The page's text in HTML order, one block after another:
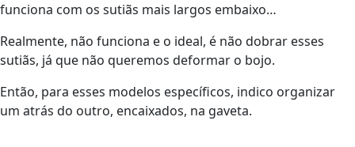
funciona com os sutiãs mais largos embaixo…
Realmente, não funciona e o ideal, é não dobrar esses
sutiãs, já que não queremos deformar o bojo.
Então, para esses modelos específicos, indico organizar
um atrás do outro, encaixados, na gaveta.